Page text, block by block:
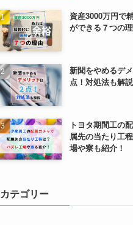
資産3000万円で
ができる７つの
新聞をやめるデ
点！対処法も解説
トヨタ期間工の
属先の当たり工
場や寮も紹介！
カテゴリー